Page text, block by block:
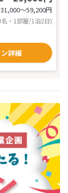
31,000〜59,200円
・1部屋/1泊2日)
詳細